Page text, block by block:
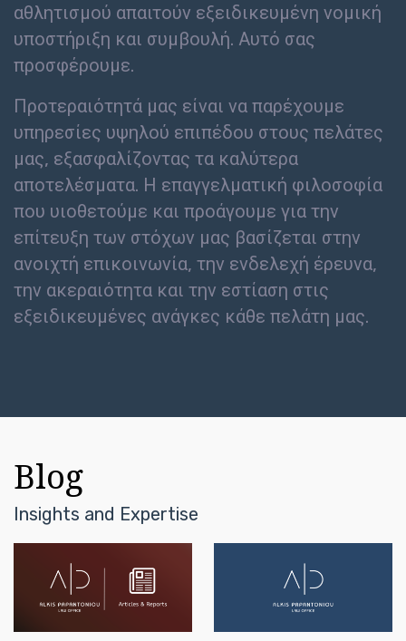
αθλητισμού απαιτούν εξειδικευμένη νομική
υποστήριξη και συμβουλή. Αυτό σας
προσφέρουμε.
Προτεραιότητά μας είναι να παρέχουμε
υπηρεσίες υψηλού επιπέδου στους πελάτες
μας, εξασφαλίζοντας τα καλύτερα
αποτελέσματα. Η επαγγελματική φιλοσοφία
που υιοθετούμε και προάγουμε για την
επίτευξη των στόχων μας βασίζεται στην
ανοιχτή επικοινωνία, την ενδελεχή έρευνα,
την ακεραιότητα και την εστίαση στις
εξειδικευμένες ανάγκες κάθε πελάτη μας.
Blog
Insights and Expertise